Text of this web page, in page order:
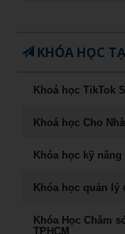
dương
Khóa học
khoá học Kỹ Năng
KHÓA HỌC
Khoá học TikTok
Khoá học Cho
Khóa học kỹ năng
Khóa học quản lý
Khóa Học Chăm
TPHCM